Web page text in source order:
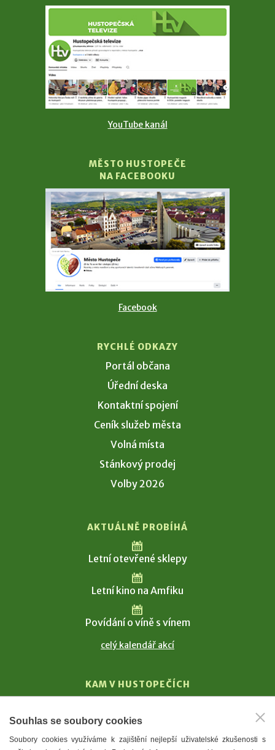
YouTube kanál
MĚSTO HUSTOPEČE
NA FACEBOOKU
Facebook
RYCHLÉ ODKAZY
Portál občana
Úřední deska
Kontaktní spojení
Ceník služeb města
Volná místa
Stánkový prodej
Volby 2026
AKTUÁLNĚ PROBÍHÁ
Letní otevřené sklepy
Letní kino na Amfiku
Povídání o víně s vínem
celý kalendář akcí
KAM V HUSTOPEČÍCH
T. G. Masaryk
Mandloně
Souhlas se soubory cookies
Soubory cookies využíváme k zajištění nejlepší uživatelské zkušenosti s